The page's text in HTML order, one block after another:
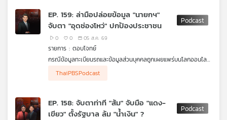
บทความ
กิจกรรม
กระดูก กล้ามเนื้อ หรือความเจ็บปวดบางอย่างที่อาจนำไปสู่โรคร้าย
แรงได้ รายการ โรงหมอ เล่าให้ฟังค่ะ
EP. 159: ล่ามือปล่อยข้อมูล "นายกฯ"
จับตา "อุดช่องโหว่" ปกป้องประชาชน
0 0 05 ส.ค. 69
รายการ : ตอบโจทย์
กรณีข้อมูลทะเบียนรถและข้อมูลส่วนบุคคลถูกเผยแพร่บนโลกออนไลน์
โหว่เพื่อปกป้องข้อมูลของประชาชนในอนาคต
ดร.โกเมน พิบูลย์โรจน์ ผู้เชี่ยวชาญด้านการรักษาความมั่นคง
ThaiPBSPodcast
EP. 158: จับตาท่าที "ส้ม" จับมือ "แดง-
เขียว" ตั้งรัฐบาล ล้ม "น้ำเงิน" ?